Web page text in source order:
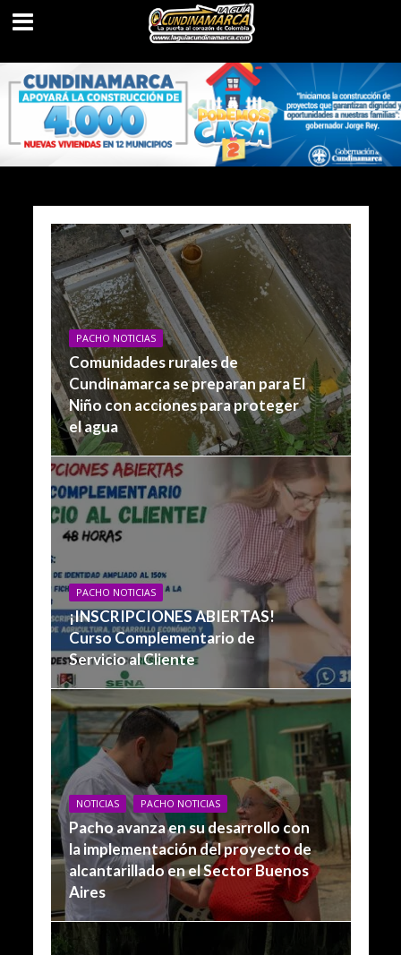
PACHO NOTICIAS
Comunidades rurales de
Cundinamarca se preparan para El
Niño con acciones para proteger
el agua
PACHO NOTICIAS
¡INSCRIPCIONES ABIERTAS!
Curso Complementario de
Servicio al Cliente
NOTICIAS PACHO NOTICIAS
Pacho avanza en su desarrollo con
la implementación del proyecto de
alcantarillado en el Sector Buenos
Aires